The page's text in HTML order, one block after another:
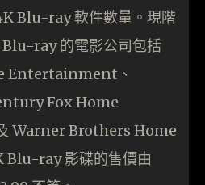
Blu-ray 軟件數量。現階
ray 的電影公司包括
Entertainment、
Fox Home
Warner Brothers Home
ray 影碟的售價由